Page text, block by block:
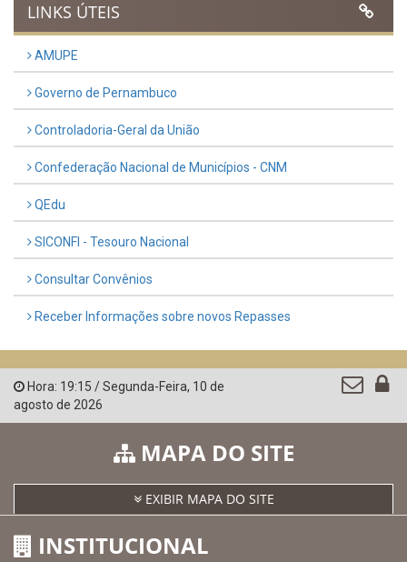
LINKS ÚTEIS
AMUPE
Governo de Pernambuco
Controladoria-Geral da União
Confederação Nacional de Municípios - CNM
QEdu
SICONFI - Tesouro Nacional
Consultar Convênios
Receber Informações sobre novos Repasses
Hora: 19:15 /Segunda-Feira, 10 de
agosto de 2026
MAPA DO SITE
EXIBIR MAPA DO SITE
INSTITUCIONAL